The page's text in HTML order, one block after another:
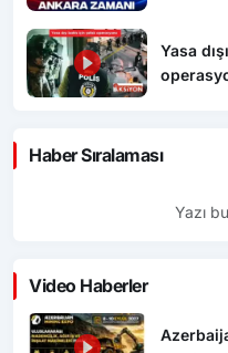
Yasa
Haber Sıralaması
Yazı
Video Haberler